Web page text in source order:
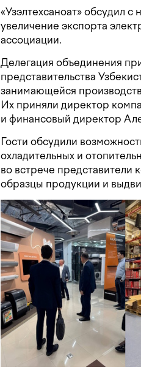
«Узэлтехсаноат» обсудил
увеличение экспорта
ассоциации.
Делегация объединения
представительства
занимающейся
Их приняли директор
и финансовый директор
Гости обсудили
охладительных и
во встрече представители
образцы продукции и